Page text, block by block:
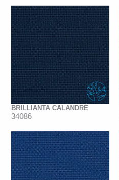
BRILLIANTA CALANDRÉ
34086